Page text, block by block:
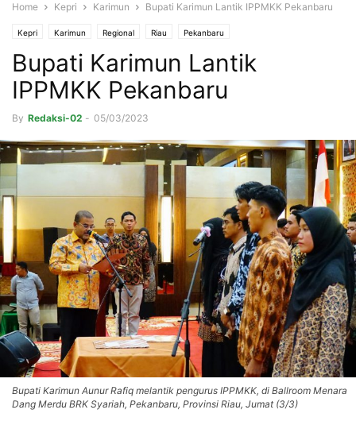
Home Kepri Karimun Bupati Karimun Lantik IPPMKK Pekanbaru
Kepri Karimun Regional Riau Pekanbaru
Bupati Karimun Lantik
IPPMKK Pekanbaru
By Redaksi-02 - 05/03/2023
Bupati Karimun Aunur Rafiq melantik pengurus IPPMKK, di Ballroom Menara
Dang Merdu BRK Syariah, Pekanbaru, Provinsi Riau, Jumat (3/3)